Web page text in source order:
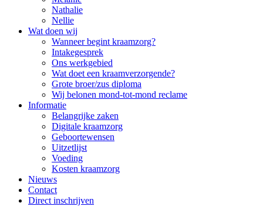
Nathalie
Nellie
Wat doen wij
Wanneer begint kraamzorg?
Intakegesprek
Ons werkgebied
Wat doet een kraamverzorgende?
Grote broer/zus diploma
Wij belonen mond-tot-mond reclame
Informatie
Belangrijke zaken
Digitale kraamzorg
Geboortewensen
Uitzetlijst
Voeding
Kosten kraamzorg
Nieuws
Contact
Direct inschrijven